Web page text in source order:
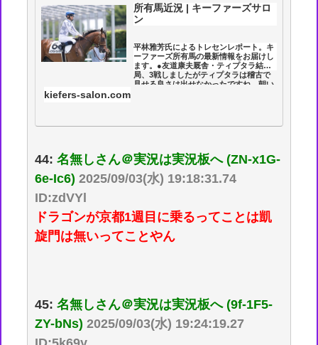
所有馬近況 | キーファーズサロ
ン
平林雅芳氏によるトレセンレポート。キ
ーファーズ所有馬の最新情報をお届けし
ます。●友道康夫厩舎・ティプタラ結
局、3戦しましたがティプタラは稽古で
見せる良さは出せなかったですね。朝い
kiefers-salon.com
44:名無しさん＠実況は実況板へ (ZN-x1G-
6e-Ic6) 2025/09/03(水) 19:18:31.74
ID:zdVYl
ドラゴンが京都1週目に乗るってことは凱
旋門は無いってことやん
45:名無しさん＠実況は実況板へ (9f-1F5-
ZY-bNs) 2025/09/03(水) 19:24:19.27